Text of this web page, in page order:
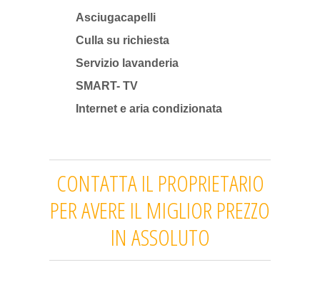
Asciugacapelli
Culla su richiesta
Servizio lavanderia
SMART- TV
Internet e aria condizionata
CONTATTA IL PROPRIETARIO
PER AVERE IL MIGLIOR PREZZO
IN ASSOLUTO